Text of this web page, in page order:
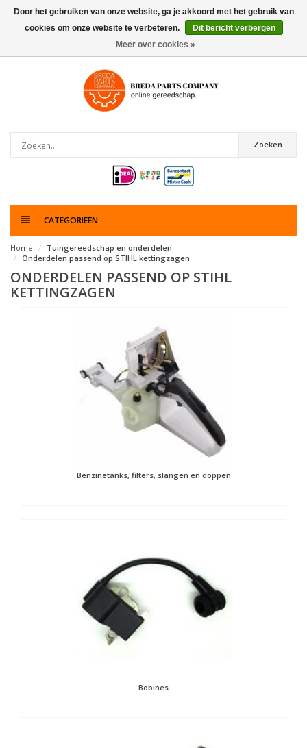
0artikelen
Zoeken
CATEGORIEËN
Home
Tuingereedschap en onderdelen
Onderdelen passend op STIHL kettingzagen
ONDERDELEN PASSEND OP STIHL
KETTINGZAGEN
Benzinetanks, filters, slangen en doppen
Bobines
Door het gebruiken van onze website, ga je akkoord met het gebruik van
cookies om onze website te verbeteren.
Dit bericht verbergen
Meer over cookies »